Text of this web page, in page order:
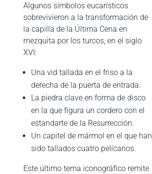
Algunos símbolos eucarísticos
sobrevivieron a la transformación de
la capilla de la Última Cena en
mezquita por los turcos, en el siglo
XVI:
Una vid tallada en el friso a la
derecha de la puerta de entrada.
La piedra clave en forma de disco
en la que figura un cordero con el
estandarte de la Resurrección.
Un capitel de mármol en el que han
sido tallados cuatro pelícanos.
Este último tema iconográfico remite